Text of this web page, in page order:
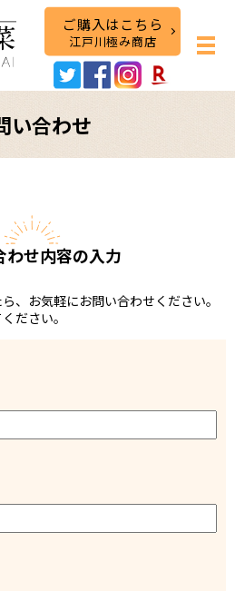
ご購入はこちら
江戸川極み商店
い合わせ
わせ内容の入力
、お気軽にお問い合わせください。
ださい。